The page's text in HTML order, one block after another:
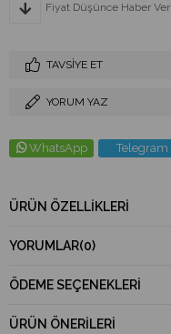
Fiyat Düşünce Haber Ver
TAVSIYE ET
YORUM YAZ
WhatsApp Telegram
ÜRÜN ÖZELLIKLERI
YORUMLAR(0)
ÖDEME SEÇENEKLERI
ÜRÜN ÖNERILERI